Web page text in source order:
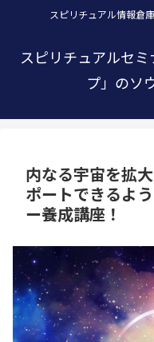
スピリチュアル情報倉
スピリチュアルセミ
プ」のソ
内なる宇宙を拡
ポートできるよ
ー養成講座！